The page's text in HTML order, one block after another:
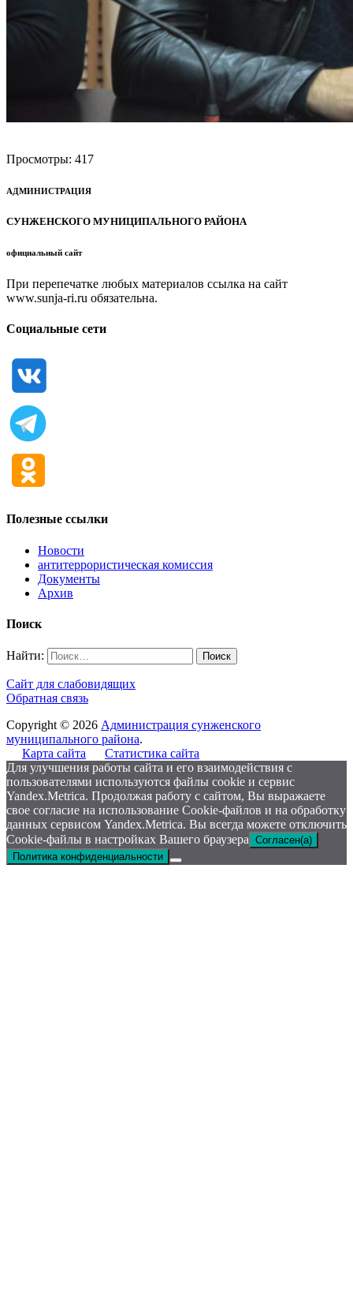
Просмотры: 417
АДМИНИСТРАЦИЯ
СУНЖЕНСКОГО МУНИЦИПАЛЬНОГО РАЙОНА
официальный сайт
При перепечатке любых материалов ссылка на сайт
www.sunja-ri.ru обязательна.
Социальные сети
Полезные ссылки
Новости
антитеррористическая комиссия
Документы
Архив
Поиск
Найти:
Сайт для слабовидящих
Обратная связь
Copyright © 2026 Администрация сунженского
муниципального района.
Карта сайта
Статистика сайта
Для улучшения работы сайта и его взаимодействия с
пользователями используются файлы cookie и сервис
Yandex.Metrica. Продолжая работу с сайтом, Вы выражаете
свое согласие на использование Cookie-файлов и на обработку
данных сервисом Yandex.Metrica. Вы всегда можете отключить
Cookie-файлы в настройках Вашего браузера Согласен(а)
Политика конфиденциальности